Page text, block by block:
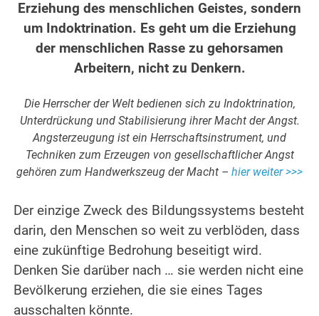
Erziehung des menschlichen Geistes, sondern
um Indoktrination. Es geht um die Erziehung
der menschlichen Rasse zu gehorsamen
Arbeitern, nicht zu Denkern.
Die Herrscher der Welt bedienen sich zu Indoktrination,
Unterdrückung und Stabilisierung ihrer Macht der Angst.
Angsterzeugung ist ein Herrschaftsinstrument, und
Techniken zum Erzeugen von gesellschaftlicher Angst
gehören zum Handwerkszeug der Macht – hier weiter >>>
Der einzige Zweck des Bildungssystems besteht
darin, den Menschen so weit zu verblöden, dass
eine zukünftige Bedrohung beseitigt wird.
Denken Sie darüber nach … sie werden nicht eine
Bevölkerung erziehen, die sie eines Tages
ausschalten könnte.